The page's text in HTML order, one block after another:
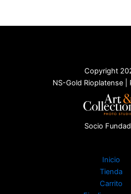
Copyright
NS-Gold Rioplatense |
Socio
Inicio
Tienda
Carrito